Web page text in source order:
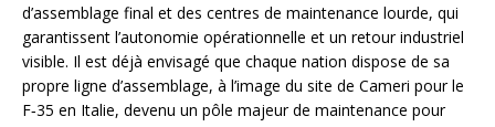
d’assemblage final et des centres de maintenance lourde, qui
garantissent l’autonomie opérationnelle et un retour industriel
visible. Il est déjà envisagé que chaque nation dispose de sa
propre ligne d’assemblage, à l’image du site de Cameri pour le
F‑35 en Italie, devenu un pôle majeur de maintenance pour